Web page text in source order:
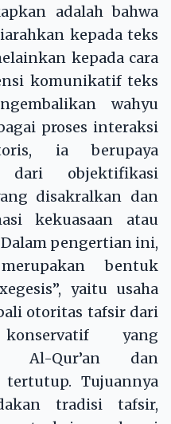
adalah bahwa
kepada teks
kepada cara
komunikatif teks
wahyu
proses interaksi
ia berupaya
dari objektifikasi
disakralkan dan
kekuasaan atau
pengertian ini,
bentuk
yaitu usaha
otoritas tafsir dari
yang
Al-Qur’an dan
Tujuannya
tradisi tafsir,